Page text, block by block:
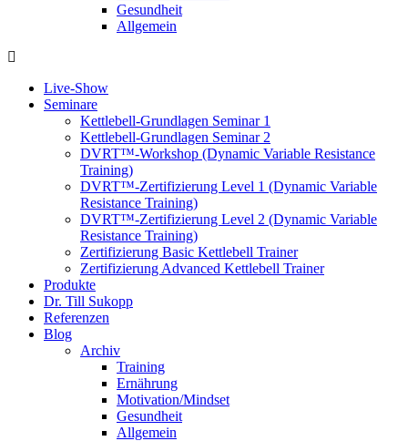
Gesundheit
Allgemein
Live-Show
Seminare
Kettlebell-Grundlagen Seminar 1
Kettlebell-Grundlagen Seminar 2
DVRT™-Workshop (Dynamic Variable Resistance
Training)
DVRT™-Zertifizierung Level 1 (Dynamic Variable
Resistance Training)
DVRT™-Zertifizierung Level 2 (Dynamic Variable
Resistance Training)
Zertifizierung Basic Kettlebell Trainer
Zertifizierung Advanced Kettlebell Trainer
Produkte
Dr. Till Sukopp
Referenzen
Blog
Archiv
Training
Ernährung
Motivation/Mindset
Gesundheit
Allgemein